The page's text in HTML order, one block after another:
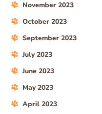
November 2023
October 2023
September 2023
July 2023
June 2023
May 2023
April 2023